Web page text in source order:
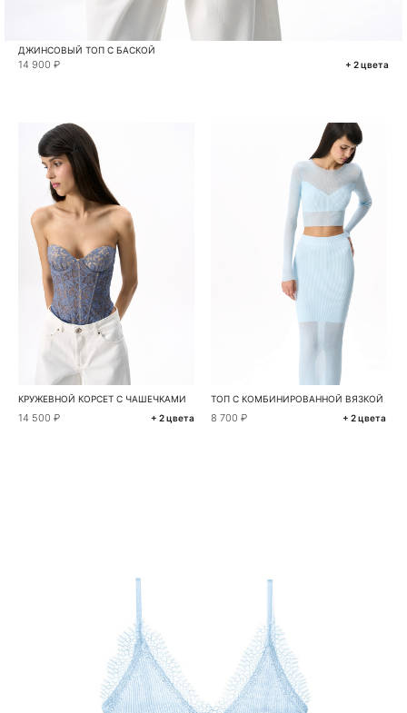
ДЖИНСОВЫЙ ТОП С БАСКОЙ
14 900 ₽ + 2 цвета
КРУЖЕВНОЙ КОРСЕТ С ЧАШЕЧКАМИ
14 500 ₽ + 2 цвета
ТОП С КОМБИНИРОВАННОЙ ВЯЗКОЙ
8 700 ₽ + 2 цвета